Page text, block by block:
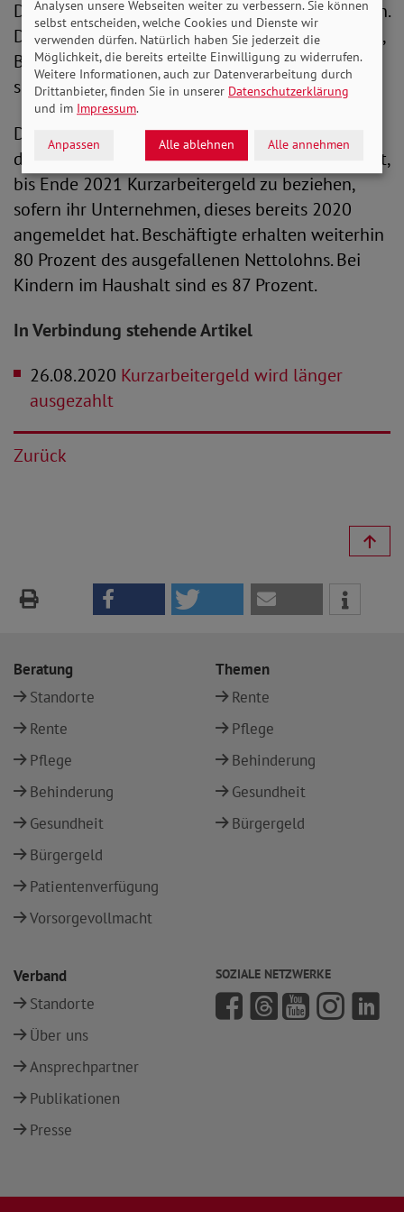
Dienstleistungen wieder mehr Angebote machen.
Die Maßnahmen sollen dennoch dazu beitragen,
Beschäftigung über den 30. Juni hinaus zu
sichern.
Die Regeln für Arbeitnehmer*innen bleiben
davon unberührt. Für sie besteht die Möglichkeit,
bis Ende 2021 Kurzarbeitergeld zu beziehen,
sofern ihr Unternehmen, dieses bereits 2020
angemeldet hat. Beschäftigte erhalten weiterhin
80 Prozent des ausgefallenen Nettolohns. Bei
Kindern im Haushalt sind es 87 Prozent.
In Verbindung stehende Artikel
26.08.2020 Kurzarbeitergeld wird länger
ausgezahlt
Zurück
Beratung
Standorte
Rente
Pflege
Behinderung
Gesundheit
Bürgergeld
Patientenverfügung
Vorsorgevollmacht
Themen
Rente
Pflege
Behinderung
Gesundheit
Bürgergeld
Verband
Standorte
Über uns
Ansprechpartner
Publikationen
Presse
SOZIALE NETZWERKE
Analysen unsere Webseiten weiter zu verbessern. Sie können
selbst entscheiden, welche Cookies und Dienste wir
verwenden dürfen. Natürlich haben Sie jederzeit die
Möglichkeit, die bereits erteilte Einwilligung zu widerrufen.
Weitere Informationen, auch zur Datenverarbeitung durch
Drittanbieter, finden Sie in unserer Datenschutzerklärung
und im Impressum.
Anpassen Alle ablehnen Alle annehmen